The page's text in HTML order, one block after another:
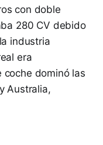
con doble
280 CV debido
industria
era
coche dominó las
Australia,